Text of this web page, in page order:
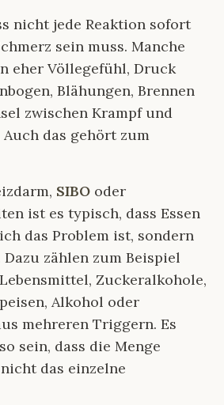
nicht jede Reaktion sofort
sein muss. Manche
eher Völlegefühl, Druck
Blähungen, Brennen
zwischen Krampf und
das gehört zum
SIBO oder
ist es typisch, dass Essen
das Problem ist, sondern
Dazu zählen zum Beispiel
Zuckeralkohole,
Alkohol oder
mehreren Triggern. Es
sein, dass die Menge
das einzelne